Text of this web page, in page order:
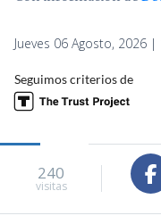
Jueves 06 Agosto, 2026 |
Seguimos criterios de
240
visitas